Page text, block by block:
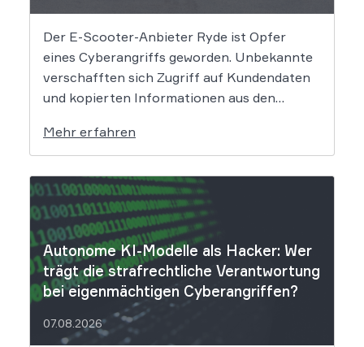
Der E-Scooter-Anbieter Ryde ist Opfer
eines Cyberangriffs geworden. Unbekannte
verschafften sich Zugriff auf Kundendaten
und kopierten Informationen aus den
Folgen das Datenleck für Betroffene hat, ist
derzeit noch nicht vollständig absehbar. Der
Mobilitätsanbieter Ryde hat seine Kunden
über einen Sicherheitsvorfall informiert.
Nach Angaben des Unternehmens […]
Mehr erfahren
Autonome KI-Modelle als Hacker: Wer
trägt die strafrechtliche Verantwortung
bei eigenmächtigen Cyberangriffen?
07.08.2026